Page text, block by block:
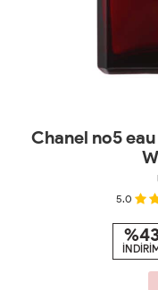
Chanel no5
5.0